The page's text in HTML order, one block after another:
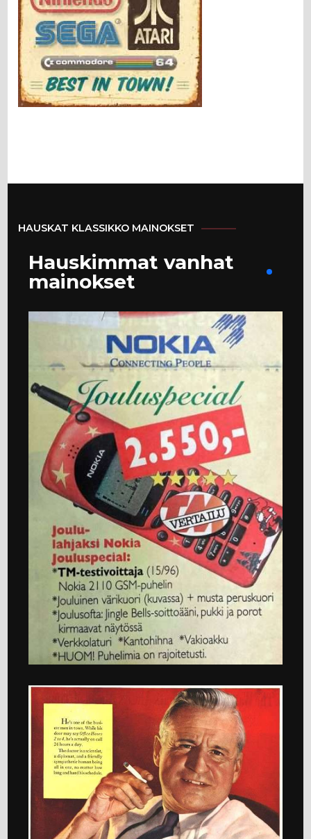
HAUSKAT KLASSIKKO MAINOKSET
Hauskimmat vanhat
mainokset